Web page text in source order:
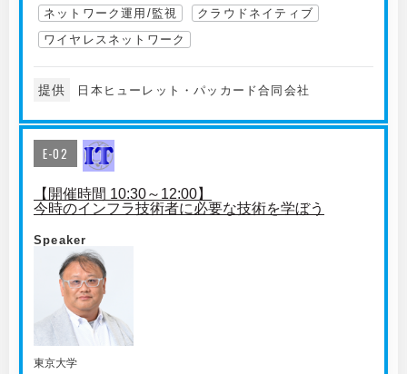
ネットワーク運用/監視
クラウドネイティブ
ワイヤレスネットワーク
提供 日本ヒューレット・パッカード合同会社
E-02
【開催時間 10:30～12:00】
今時のインフラ技術者に必要な技術を学ぼう
Speaker
東京大学